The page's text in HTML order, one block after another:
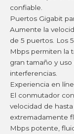
confiable.
Puertos Gigabit
Aumente la
de 5 puertos. Los
Mbps permiten la
gran tamaño y
interferencias.
Experiencia en
El conmutador
velocidad de
extremadamente
Mbps potente,